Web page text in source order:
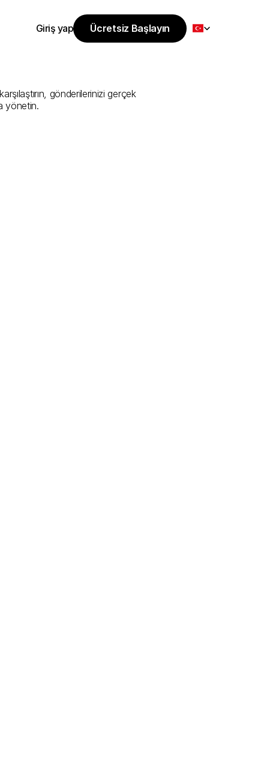
Enİyi
gönderilerinizi gerçek
yönetin.
Giriş yap
Ücretsiz Başlayın
Ücretsiz Başlayın